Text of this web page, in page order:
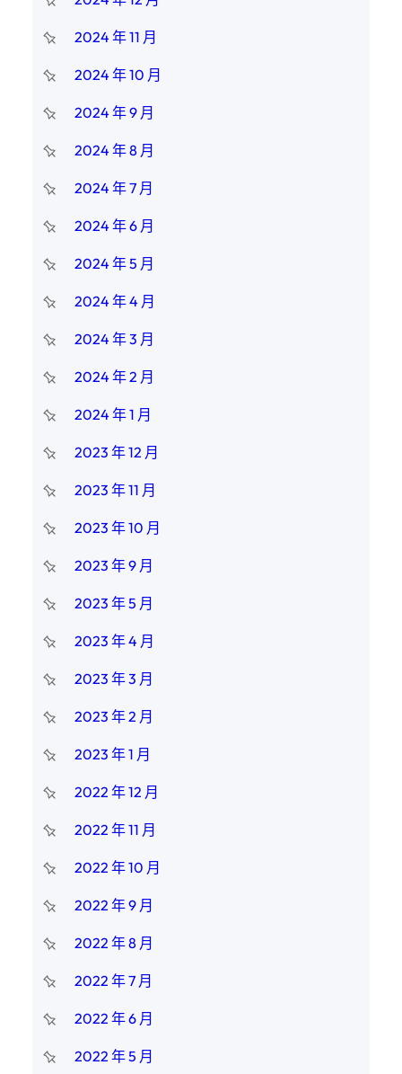
2024 年 11 月
2024 年 10 月
2024 年 9 月
2024 年 8 月
2024 年 7 月
2024 年 6 月
2024 年 5 月
2024 年 4 月
2024 年 3 月
2024 年 2 月
2024 年 1 月
2023 年 12 月
2023 年 11 月
2023 年 10 月
2023 年 9 月
2023 年 5 月
2023 年 4 月
2023 年 3 月
2023 年 2 月
2023 年 1 月
2022 年 12 月
2022 年 11 月
2022 年 10 月
2022 年 9 月
2022 年 8 月
2022 年 7 月
2022 年 6 月
2022 年 5 月